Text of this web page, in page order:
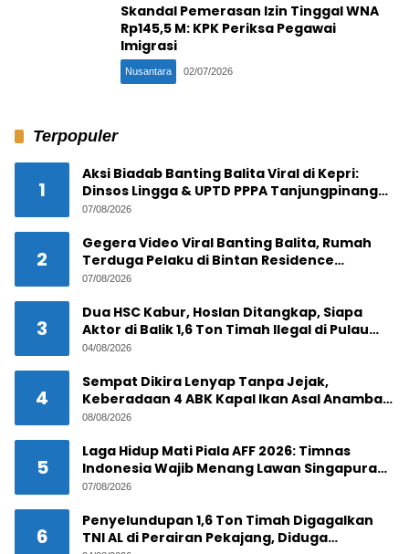
Skandal Pemerasan Izin Tinggal WNA
Rp145,5 M: KPK Periksa Pegawai
Imigrasi
Nusantara 02/07/2026
Terpopuler
1
Aksi Biadab Banting Balita Viral di Kepri:
Dinsos Lingga & UPTD PPPA Tanjungpinang
Lacak Pelaku
07/08/2026
2
Gegera Video Viral Banting Balita, Rumah
Terduga Pelaku di Bintan Residence
Tanjungpinang Diserbu Warga
07/08/2026
3
Dua HSC Kabur, Hoslan Ditangkap, Siapa
Aktor di Balik 1,6 Ton Timah Ilegal di Pulau
Pekajang ?
04/08/2026
4
Sempat Dikira Lenyap Tanpa Jejak,
Keberadaan 4 ABK Kapal Ikan Asal Anambas
Akhirnya Terkuak!
08/08/2026
5
Laga Hidup Mati Piala AFF 2026: Timnas
Indonesia Wajib Menang Lawan Singapura
Demi Tiket Semifinal
07/08/2026
6
Penyelundupan 1,6 Ton Timah Digagalkan
TNI AL di Perairan Pekajang, Diduga